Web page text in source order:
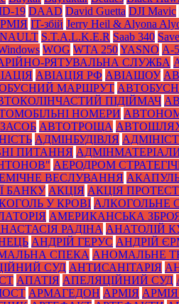
19 DAAD David Guetta DJI Mavic
IT-збій Jerry Heil & Alyona
S.T.A.L.K.E.R Saab 340
WOG WTA 250YASNO А-
РЯТУВАЛЬНА СЛУЖБА
АВІАЦІЯ РФ АВІАШОУ
МАРШРУТ
ПІДІЙМАЧ
НОМЕРИ
АВТОТРОЩА
АДМІНБУДІВЛЯ
ПИТАННЯ
АЕРОДРОМ
ВЕСЛУВАННЯ
БАНКУ АКЦІЯ АКЦІЯ
У КРОВІ АЛКОГОЛЬНЕ
АМЕРИКАНСЬКА
РАДІНА АНАТОЛІЙ
АНДРІЙ ГЕРУС АНДРІЙ
СПЕКА АНОМАЛЬНЕ
СУД АНТИСАНІТАРІЯ
АПАТІЯ АПЕЛЯЦІЙНИЙ СУД
АРМАГЕДОН АРМІЯ